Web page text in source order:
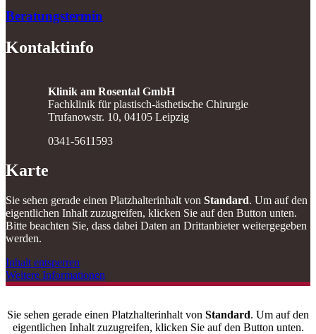
Beratungstermin
Kontaktinfo
Klinik am Rosental GmbH
Fachklinik für plastisch-ästhetische Chirurgie
Trufanowstr. 10, 04105 Leipzig
0341-5611593
Karte
Sie sehen gerade einen Platzhalterinhalt von Standard. Um auf den
eigentlichen Inhalt zuzugreifen, klicken Sie auf den Button unten.
Bitte beachten Sie, dass dabei Daten an Drittanbieter weitergegeben
werden.
Inhalt entsperren
Weitere Informationen
Sie sehen gerade einen Platzhalterinhalt von Standard. Um auf den
eigentlichen Inhalt zuzugreifen, klicken Sie auf den Button unten.